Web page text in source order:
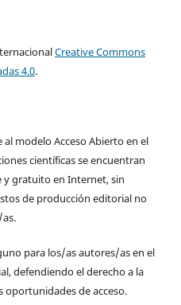
Creative Commons
4.0.
modelo Acceso Abierto en el
científicas se encuentran
gratuito en Internet, sin
de producción editorial no
para los/as autores/as en el
defendiendo el derecho a la
oportunidades de acceso.